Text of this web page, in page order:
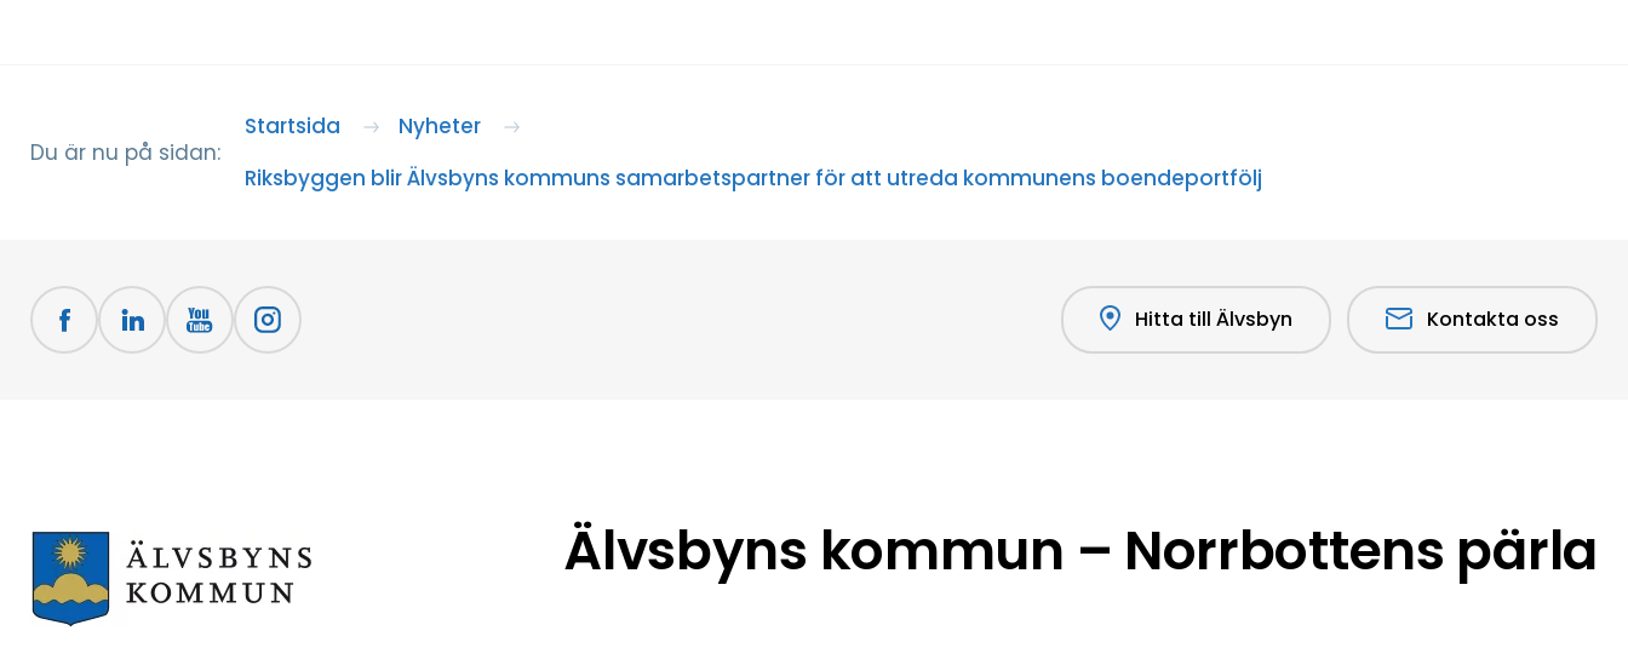
Du är nu på sidan:
Startsida
Nyheter
Riksbyggen blir Älvsbyns kommuns samarbetspartner för att utreda kommunens boendeportfölj
Hitta till Älvsbyn Kontakta oss
Älvsbyns kommun – Norrbottens pärla